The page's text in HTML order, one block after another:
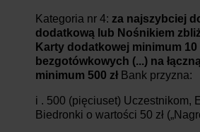
Kategoria nr 4: za najszybciej
dodatkową lub Nośnikiem
Karty dodatkowej minimum
bezgotówkowych (...) na
minimum 500 zł Bank przyzna:
i . 500 (pięciuset) Uczestnikom,
Biedronki o wartości 50 zł